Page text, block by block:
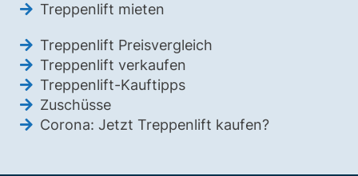
Treppenlift mieten
Treppenlift Preisvergleich
Treppenlift verkaufen
Treppenlift-Kauftipps
Zuschüsse
Corona: Jetzt Treppenlift kaufen?